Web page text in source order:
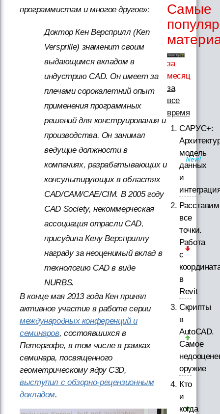
программистам и многое другое»:
Доктор Кен Версприлл (Ken
Versprille) знаменит своим
выдающимся вкладом в
индустрию CAD. Он имеет за
плечами сорокалетний опыт
применения программных
решений для конструирования и
производства. Он занимал
ведущие должности в
компаниях, разрабатывающих и
консультирующих в областях
CAD/CAM/CAE/CIM. В 2005 году
CAD Society, некоммерческая
ассоциация отрасли CAD,
присудила Кену Версприллу
награду за неоценимый вклад в
технологию CAD в виде
NURBS.
В конце мая 2013 года Кен принял
активное участие в работе серии
международных конференций и
семинаров, состоявшихся в
Петергофе, в том числе в рамках
семинара, посвященного
геометрическому ядру C3D,
выступил с обзорно-рецензионным
докладом.
Самые
за
месяц
за
все
время
САРУС+:
модель
данных
и
Расставим
все
точки.
Работа
с
в
Revit
Скрипты
в
AutoCAD.
Самое
оружие
Кто
и
когда